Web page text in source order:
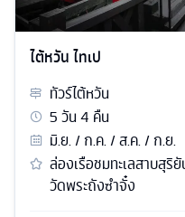
ไต้หวัน ไทเป
ทัวร์ไต้หวัน
5วัน4 คืน
มิ.ย. / ก.ค. / ส.ค. / ก.ย.
ล่องเรือชมทะเลสาบสุริ
วัดพระถังซำจั๋ง